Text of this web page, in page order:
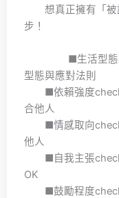
想真正擁有「被
步！
■生活型態
型態與應對法則
■依賴強度check
合他人
■情感取向check
他人
■自我主張check
OK
■鼓勵程度check